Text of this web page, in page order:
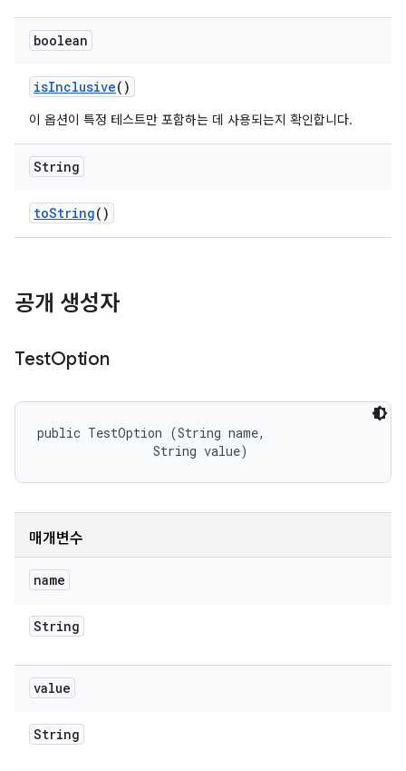
boolean
isInclusive()
이 옵션이 특정 테스트만 포함하는 데 사용되는지 확인합니다.
String
toString()
공개 생성자
TestOption
public TestOption (String name,
                String value)
매개변수
name
String
value
String